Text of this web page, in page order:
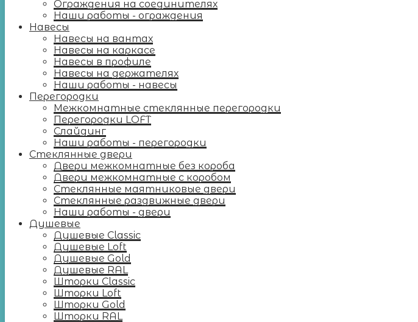
Ограждения на соединителях
Наши работы - ограждения
Навесы
Навесы на вантах
Навесы на каркасе
Навесы в профиле
Навесы на держателях
Наши работы - навесы
Перегородки
Межкомнатные стеклянные перегородки
Перегородки LOFT
Слайдинг
Наши работы - перегородки
Стеклянные двери
Двери межкомнатные без короба
Двери межкомнатные с коробом
Стеклянные маятниковые двери
Стеклянные раздвижные двери
Наши работы - двери
Душевые
Душевые Classic
Душевые Loft
Душевые Gold
Душевые RAL
Шторки Classic
Шторки Loft
Шторки Gold
Шторки RAL